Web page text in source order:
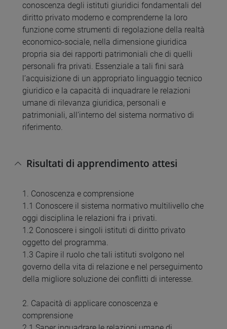
conoscenza degli istituti giuridici fondamentali del
diritto privato moderno e comprenderne la loro
funzione come strumenti di regolazione della realtà
economico-sociale, nella dimensione giuridica
propria sia dei rapporti patrimoniali che di quelli
personali fra privati. Essenziale a tali fini sarà
l’acquisizione di un appropriato linguaggio tecnico
giuridico e la capacità di inquadrare le relazioni
umane di rilevanza giuridica, personali e
patrimoniali, all’interno del sistema normativo di
riferimento.
Risultati di apprendimento attesi
1. Conoscenza e comprensione
1.1 Conoscere il sistema normativo multilivello che
oggi disciplina le relazioni fra i privati.
1.2 Conoscere i singoli istituti di diritto privato
oggetto del programma.
1.3 Capire il ruolo che tali istituti svolgono nel
governo della vita di relazione e nel perseguimento
della migliore soluzione dei conflitti di interesse.
2. Capacità di applicare conoscenza e
comprensione